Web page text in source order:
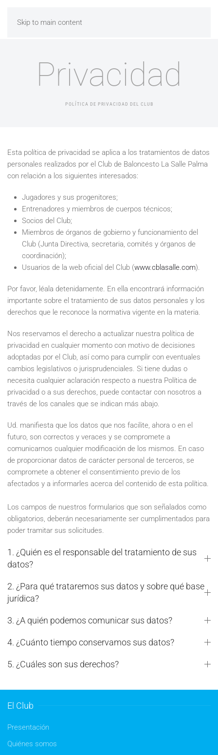
Skip to main content
Privacidad
POLÍTICA DE PRIVACIDAD DEL CLUB
Esta política de privacidad se aplica a los tratamientos de datos
personales realizados por el Club de Baloncesto La Salle Palma
con relación a los siguientes interesados:
Jugadores y sus progenitores;
Entrenadores y miembros de cuerpos técnicos;
Socios del Club;
Miembros de órganos de gobierno y funcionamiento del
Club (Junta Directiva, secretaria, comités y órganos de
coordinación);
Usuarios de la web oficial del Club (www.cblasalle.com).
Por favor, léala detenidamente. En ella encontrará información
importante sobre el tratamiento de sus datos personales y los
derechos que le reconoce la normativa vigente en la materia.
Nos reservamos el derecho a actualizar nuestra política de
privacidad en cualquier momento con motivo de decisiones
adoptadas por el Club, así como para cumplir con eventuales
cambios legislativos o jurisprudenciales. Si tiene dudas o
necesita cualquier aclaración respecto a nuestra Política de
privacidad o a sus derechos, puede contactar con nosotros a
través de los canales que se indican más abajo.
Ud. manifiesta que los datos que nos facilite, ahora o en el
futuro, son correctos y veraces y se compromete a
comunicarnos cualquier modificación de los mismos. En caso
de proporcionar datos de carácter personal de terceros, se
compromete a obtener el consentimiento previo de los
afectados y a informarles acerca del contenido de esta política.
Los campos de nuestros formularios que son señalados como
obligatorios, deberán necesariamente ser cumplimentados para
poder tramitar sus solicitudes.
1. ¿Quién es el responsable del tratamiento de sus
datos?
2. ¿Para qué trataremos sus datos y sobre qué base
jurídica?
3. ¿A quién podemos comunicar sus datos?
4. ¿Cuánto tiempo conservamos sus datos?
5. ¿Cuáles son sus derechos?
El Club
Presentación
Quiénes somos